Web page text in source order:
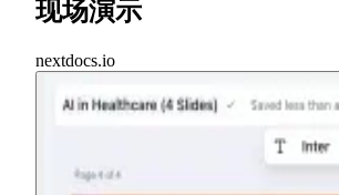
现场演示
nextdocs.io